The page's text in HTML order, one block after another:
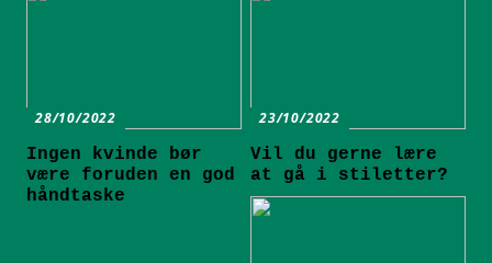
28/10/2022
Ingen kvinde bør
være foruden en god
håndtaske
23/10/2022
Vil du gerne lære
at gå i stiletter?